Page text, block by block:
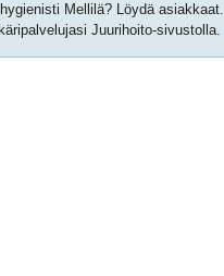
Mellilä? Löydä asiakkaat.
Juurihoito-sivustolla.